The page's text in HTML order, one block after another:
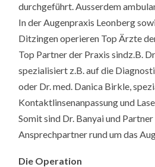
durchgeführt. Ausserdem
In der Augenpraxis Leonberg
Ditzingen operieren Top Ärzte
Top Partner der Praxis sindz.B.
spezialisiert z.B. auf die
oder Dr. med. Danica Birkle,
Kontaktlinsenanpassung und
Somit sind Dr. Banyai und
Ansprechpartner rund um das
Die Operation